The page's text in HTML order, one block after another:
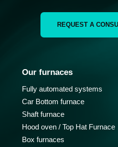
REQUEST A
Our furnaces
Fully automated systems
Car Bottom furnace
Shaft furnace
Hood oven / Top Hat Furnace
Box furnaces